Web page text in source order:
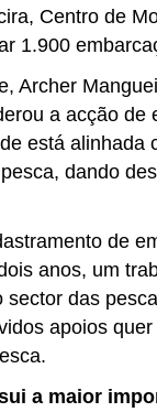
Centro de
1.900
Archer
a acção
está alinhada
dando
de
anos, um
das
apoios
a maior